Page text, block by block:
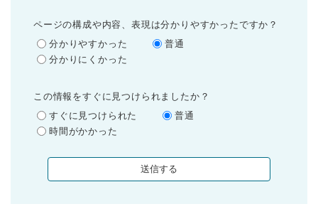
ページの構成や内容、表現は分かりやすかったですか？
分かりやすかった
普通
分かりにくかった
この情報をすぐに見つけられましたか？
すぐに見つけられた
普通
時間がかかった